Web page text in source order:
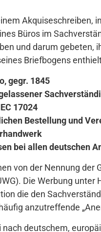
Akquiseschreiben,
Büros im
und darum gebeten,
Briefbogens
gegr. 1845
17024
Bestellung und
bei allen deutschen
von der Nennung
Die Werbung unter
die den
anzutreffende
nach deutschem,